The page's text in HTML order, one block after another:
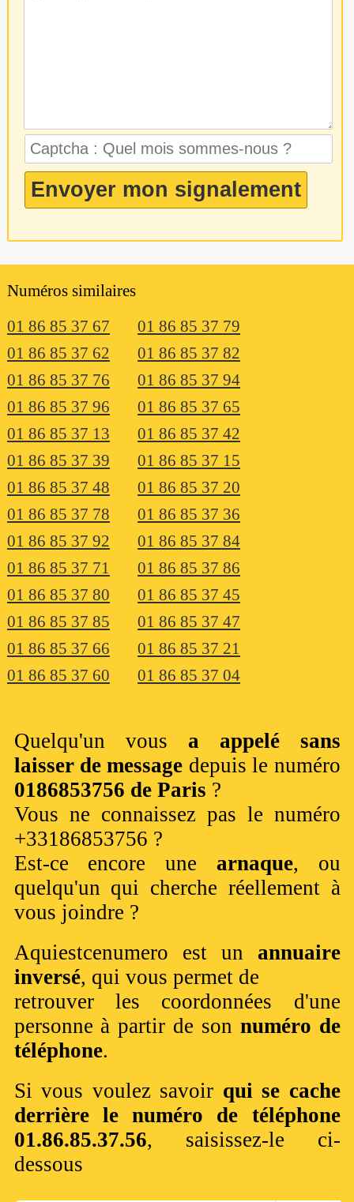
Numéros similaires
01 86 85 37 67
01 86 85 37 79
01 86 85 37 62
01 86 85 37 82
01 86 85 37 76
01 86 85 37 94
01 86 85 37 96
01 86 85 37 65
01 86 85 37 13
01 86 85 37 42
01 86 85 37 39
01 86 85 37 15
01 86 85 37 48
01 86 85 37 20
01 86 85 37 78
01 86 85 37 36
01 86 85 37 92
01 86 85 37 84
01 86 85 37 71
01 86 85 37 86
01 86 85 37 80
01 86 85 37 45
01 86 85 37 85
01 86 85 37 47
01 86 85 37 66
01 86 85 37 21
01 86 85 37 60
01 86 85 37 04
Quelqu'un vous a appelé sans
laisser de message depuis le numéro
0186853756 de Paris ?
Vous ne connaissez pas le numéro
+33186853756 ?
Est-ce encore une arnaque, ou
quelqu'un qui cherche réellement à
vous joindre ?
Aquiestcenumero est un annuaire
inversé, qui vous permet de
retrouver les coordonnées d'une
personne à partir de son numéro de
téléphone.
Si vous voulez savoir qui se cache
derrière le numéro de téléphone
01.86.85.37.56, saisissez-le ci-
dessous